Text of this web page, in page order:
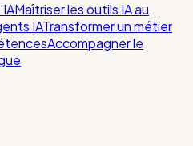
Maîtriser les outils IA au
IATransformer un métier
Accompagner le